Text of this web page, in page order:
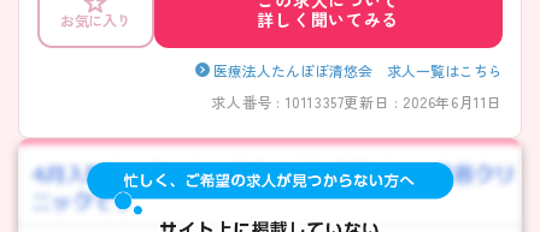
お気に入り
詳しく聞いてみる
医療法人たんぽぽ清悠会 求人一覧はこちら
求人番号 : 10113357更新日 : 2026年6月11日